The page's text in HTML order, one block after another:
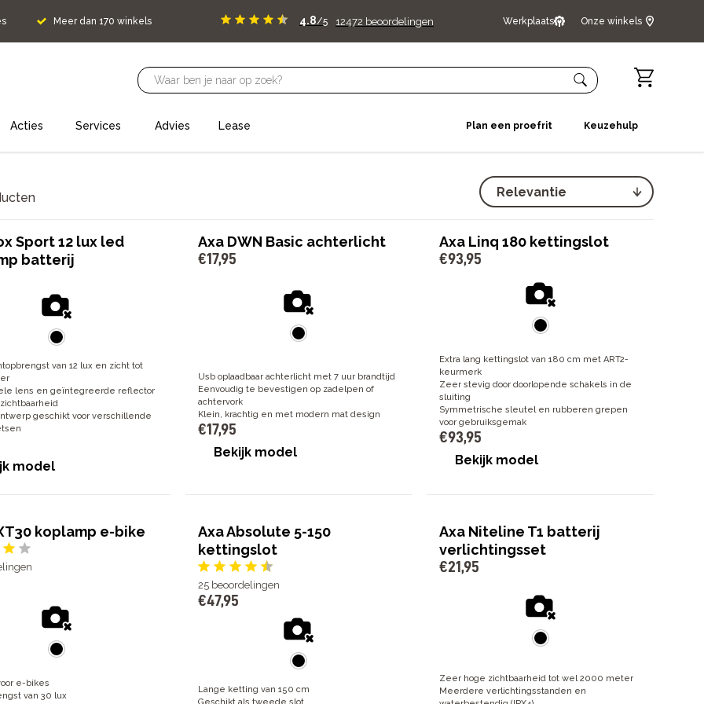
Meer dan 170 winkels 4.8/5 12472 beoordelingen Werkplaats Onze winkels
Acties Services Advies Lease Plan een proefrit Keuzehulp
Sport 12 lux led
batterij
van 12 lux en zicht tot
lens en geïntegreerde reflector
geschikt voor verschillende
model
Axa DWN Basic achterlicht
€17,95
Usb oplaadbaar achterlicht met 7 uur brandtijd
Eenvoudig te bevestigen op zadelpen of
achtervork
Klein, krachtig en met modern mat design
€17,95
Bekijk model
Axa Linq 180 kettingslot
€93,95
Extra lang kettingslot van 180 cm met ART2-
keurmerk
Zeer stevig door doorlopende schakels in de
sluiting
Symmetrische sleutel en rubberen grepen
voor gebruiksgemak
€93,95
Bekijk model
koplamp e-bike
e-bikes
van 30 lux
Axa Absolute 5-150
kettingslot
25 beoordelingen
€47,95
Lange ketting van 150 cm
Axa Niteline T1 batterij
verlichtingsset
€21,95
Zeer hoge zichtbaarheid tot wel 2000 meter
Meerdere verlichtingsstanden en